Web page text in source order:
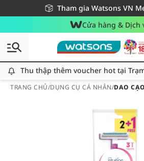
Tham gia Watsons VN
Miễn phí giao hàng cho đơn
Giao hàng nhanh 24h - Áp dụng
Cửa hàng & Dịch
Thu thập thêm voucher hot tại Trạm Voucher
Thu thập thêm voucher hot tại
TRANG CHỦ/DỤNG CỤ CÁ NHÂN/DAO